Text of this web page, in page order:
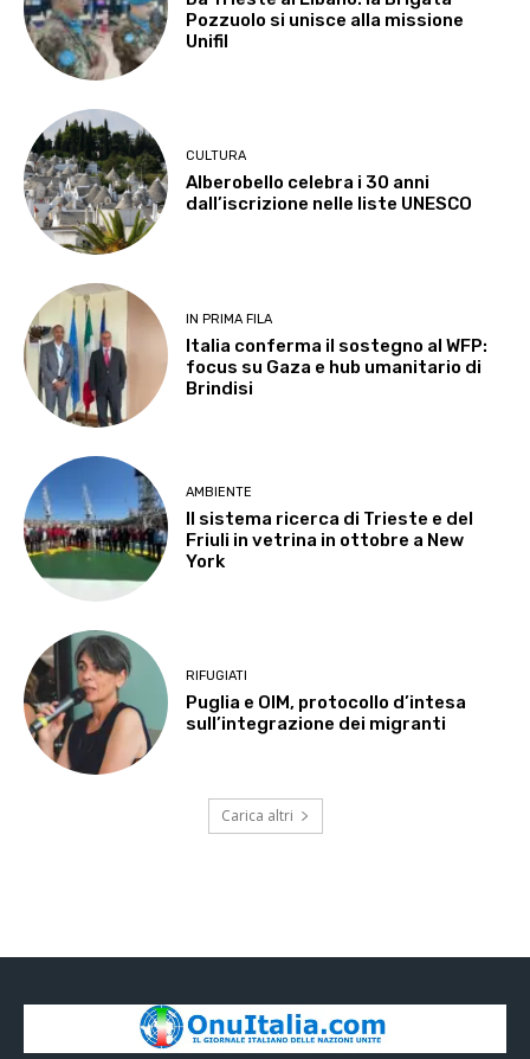
Pozzuolo si unisce alla missione
Unifil
CULTURA
Alberobello celebra i 30 anni
dall’iscrizione nelle liste UNESCO
IN PRIMA FILA
Italia conferma il sostegno al WFP:
focus su Gaza e hub umanitario di
Brindisi
AMBIENTE
Il sistema ricerca di Trieste e del
Friuli in vetrina in ottobre a New
York
RIFUGIATI
Puglia e OIM, protocollo d’intesa
sull’integrazione dei migranti
Carica altri